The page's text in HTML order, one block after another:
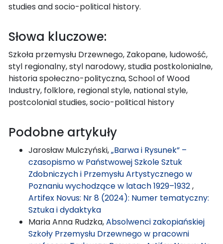
studies and socio-political history.
Słowa kluczowe:
Szkoła przemysłu Drzewnego, Zakopane, ludowość,
styl regionalny, styl narodowy, studia postkolonialne,
historia społeczno-polityczna, School of Wood
Industry, folklore, regional style, national style,
postcolonial studies, socio-political history
Podobne artykuły
Jarosław Mulczyński,„Barwa i Rysunek” –
czasopismo w Państwowej Szkole Sztuk
Zdobniczych i Przemysłu Artystycznego w
Poznaniu wychodzące w latach 1929–1932,
Artifex Novus: Nr 8 (2024): Numer tematyczny:
Sztuka i dydaktyka
Maria Anna Rudzka,Absolwenci zakopiańskiej
Szkoły Przemysłu Drzewnego w pracowni